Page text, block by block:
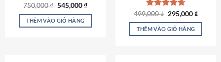
Được xếp
hạng4.70
5 sao
750,000₫ Giá
là:
750,000 ₫.
545,000₫Giá
tại
545,000 ₫.
THÊM VÀO GIỎ HÀNG
Được xếp
hạng4.75
5 sao
499,000₫ Giá
là:
499,000 ₫.
295,000₫Giá
tại
THÊM VÀO GIỎ HÀNG